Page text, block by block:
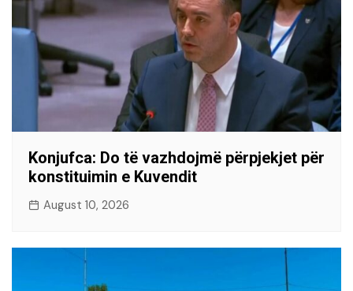
Konjufca: Do të vazhdojmë përpjekjet për
konstituimin e Kuvendit
August 10, 2026